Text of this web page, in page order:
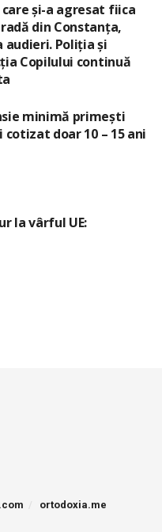
și-a agresat fiica
din Constanța,
audieri. Poliția și
Copilului continuă
minimă primești
cotizat doar 10 – 15 ani
la vârful UE:
ortodoxia.me